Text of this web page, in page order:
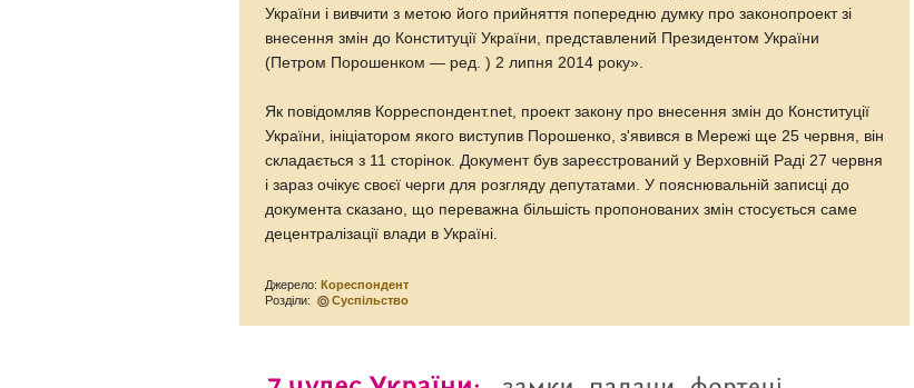
України і вивчити з метою його прийняття попередню думку про законопроект зі
внесення змін до Конституції України, представлений Президентом України
(Петром Порошенком — ред. ) 2 липня 2014 року».
Як повідомляв Корреспондент.net, проект закону про внесення змін до Конституції
України, ініціатором якого виступив Порошенко, з'явився в Мережі ще 25 червня, він
складається з 11 сторінок. Документ був зареєстрований у Верховній Раді 27 червня
і зараз очікує своєї черги для розгляду депутатами. У пояснювальній записці до
документа сказано, що переважна більшість пропонованих змін стосується саме
децентралізації влади в Україні.
Джерело:Кореспондент
Розділи:
Суспільство